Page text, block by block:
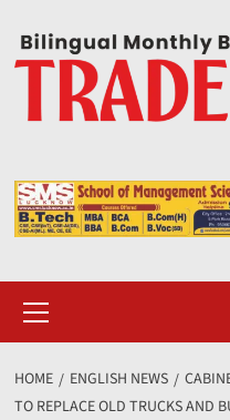
content
Menu
HOME ENGLISH NEWS
TO REPLACE OLD TRUCKS AND